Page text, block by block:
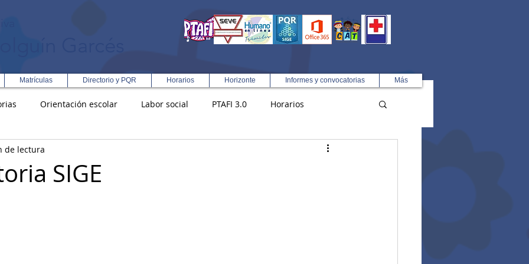
Matrículas Directorio y PQR Horarios Horizonte Informes y convocatorias Más
Orientación escolar Labor social PTAFI 3.0 Horarios
Integral en Turismo
SIGE
de lectura